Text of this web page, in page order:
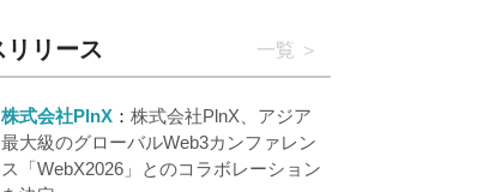
リリース 一覧
株式会社PlnX
株式会社PlnX、アジア
最大級のグローバルWeb3カンファレン
ス「WebX2026」とのコラボレーション